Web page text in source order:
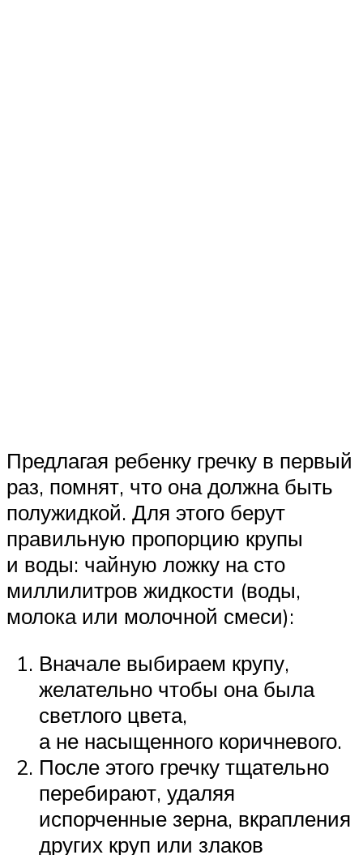
Предлагая ребенку гречку в первый
раз, помнят, что она должна быть
полужидкой. Для этого берут
правильную пропорцию крупы
и воды: чайную ложку на сто
миллилитров жидкости (воды,
молока или молочной смеси):
Вначале выбираем крупу,
желательно чтобы она была
светлого цвета,
а не насыщенного коричневого.
После этого гречку тщательно
перебирают, удаляя
испорченные зерна, вкрапления
других круп или злаков